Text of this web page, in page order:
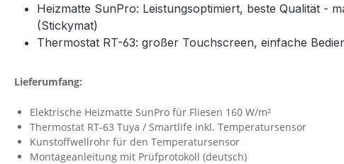
Heizmatte SunPro: Leistungsoptimiert, beste Qualität -
(Stickymat)
Thermostat RT-63: großer Touchscreen, einfache
Lieferumfang:
Elektrische Heizmatte SunPro für Fliesen 160 W/m²
Thermostat RT-63 Tuya / Smartlife inkl. Temperatursensor
Kunstoffwellrohr für den Temperatursensor
Montageanleitung mit Prüfprotokoll (deutsch)